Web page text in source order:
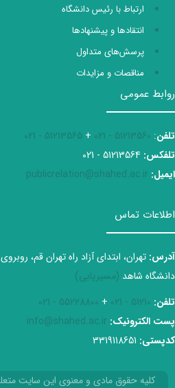
ارتباط با رئیس دانشگاه
انتقادها و پیشنهادها
پرسش‌های متداول
مناقصات و مزایدات
روابط عمومی
تلفن:
51213560 - 021
+
51213565 - 021
تلفکس:
ایمیل: publicrelation@shahed.ac.ir
اطلاعات تماس
آدرس: تهران، ابتدای آزاد راه تهران قم،
دانشگاه شاهد (مسیریابی)
تلفن: 51210 - 021
+
55228800 - 021
پست الکترونیک: info@shahed.ac.ir
کدپستی:
کلیه حقوق مادی و معنوی این سایت